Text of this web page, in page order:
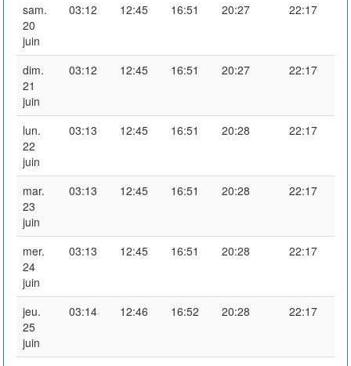
sam.
20
juin
03:12 12:45 16:51 20:27 22:17
dim.
21
juin
03:12 12:45 16:51 20:27 22:17
lun.
22
juin
03:13 12:45 16:51 20:28 22:17
mar.
23
juin
03:13 12:45 16:51 20:28 22:17
mer.
24
juin
03:13 12:45 16:51 20:28 22:17
jeu.
25
juin
03:14 12:46 16:52 20:28 22:17